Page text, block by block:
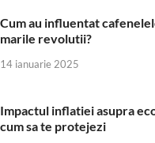
Cum au influentat
marile revolutii?
14 ianuarie 2025
Impactul inflatiei asupra
cum sa te protejezi